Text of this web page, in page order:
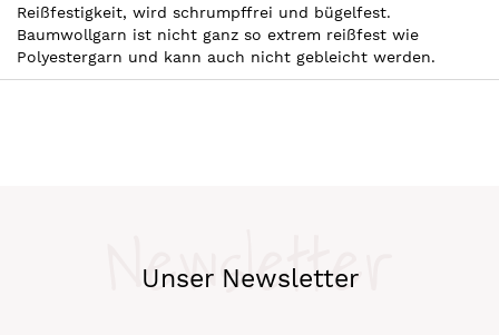
Reißfestigkeit, wird schrumpffrei und bügelfest.
Baumwollgarn ist nicht ganz so extrem reißfest wie
Polyestergarn und kann auch nicht gebleicht werden.
Unser Newsletter
Newsletter